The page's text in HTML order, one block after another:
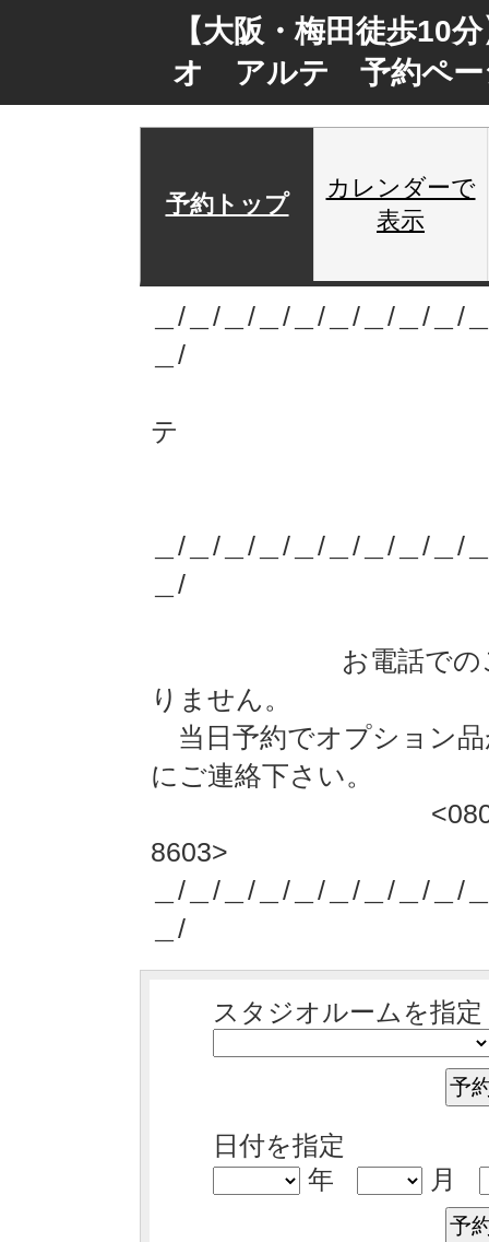
【大阪・梅田徒歩10
オ アルテ 予約ペー
予約トップ
カレンダーで
表示
＿/＿/＿/＿/＿/＿/＿/＿/＿/
＿/
テ
＿/＿/＿/＿/＿/＿/＿/＿/＿/
＿/
お電話でのご予約
りません。
当日予約でオプション
にご連絡下さい。
<080-4238-
8603>
＿/＿/＿/＿/＿/＿/＿/＿/＿/
＿/
スタジオルームを指
日付を指定
年
月